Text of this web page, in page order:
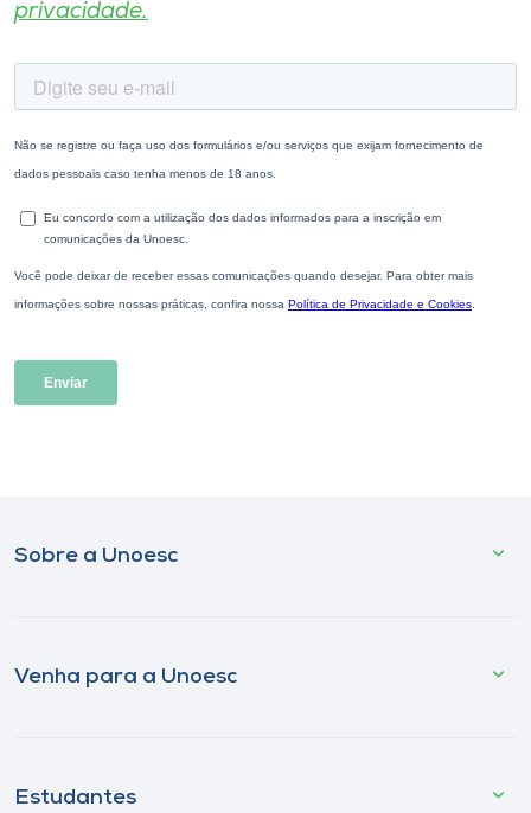
privacidade.
Sobre a Unoesc
Venha para a Unoesc
Estudantes